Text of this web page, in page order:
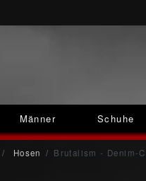
Männer Schuhe
Hosen Brutalism - Denim-